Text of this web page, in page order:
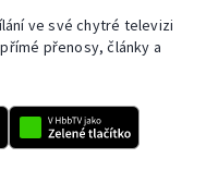
ve své chytré televizi
přenosy, články a